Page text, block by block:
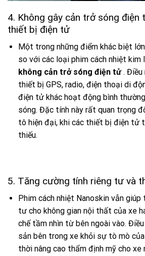
4. Không gây cản trở sóng điện
thiết bị điện tử
Một trong những điểm khác biệt
so với các loại phim cách nhiệt kim
không cản trở sóng điện tử. Điều
thiết bị GPS, radio, điện thoại di
điện tử khác hoạt động bình
sóng. Đặc tính này rất quan trọng
tô hiện đại, khi các thiết bị điện tử
thiếu.
5. Tăng cường tính riêng tư và
Phim cách nhiệt Nanoskin vẫn
tư cho không gian nội thất của xe
chế tầm nhìn từ bên ngoài vào.
sản bên trong xe khỏi sự tò mò
thời nâng cao thẩm định mỹ cho xe